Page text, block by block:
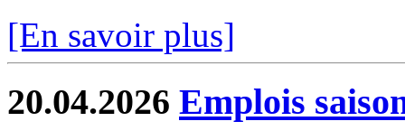
[En savoir plus]
20.04.2026 Emplois